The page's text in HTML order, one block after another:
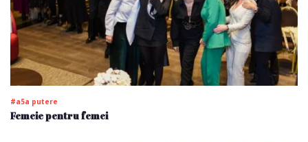
#a5a putere
Femeie pentru femei